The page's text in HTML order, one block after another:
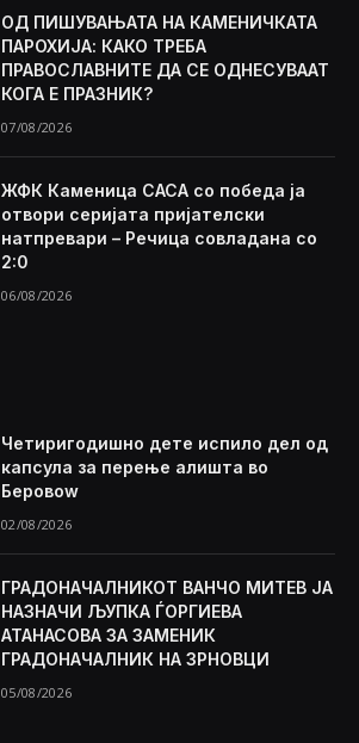
ОД ПИШУВАЊАТА НА КАМЕНИЧКАТА
ПАРОХИЈА: КАКО ТРЕБА
ПРАВОСЛАВНИТЕ ДА СЕ ОДНЕСУВААТ
КОГА Е ПРАЗНИК?
07/08/2026
ЖФК Каменица САСА со победа ја
отвори серијата пријателски
натпревари – Речица совладана со
2:0
06/08/2026
Четиригодишно дете испило дел од
капсула за перење алишта во
Беровоw
02/08/2026
ГРАДОНАЧАЛНИКОТ ВАНЧО МИТЕВ ЈА
НАЗНАЧИ ЉУПКА ЃОРГИЕВА
АТАНАСОВА ЗА ЗАМЕНИК
ГРАДОНАЧАЛНИК НА ЗРНОВЦИ
05/08/2026